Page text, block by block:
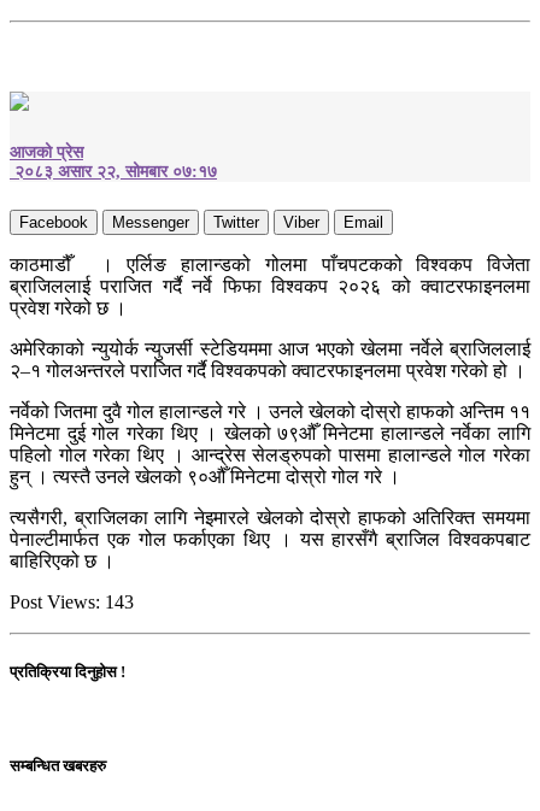
आजको प्रेस
२०८३ असार २२, सोमबार ०७:१७
Facebook Messenger Twitter Viber Email
काठमाडौँ । एर्लिङ हालान्डको गोलमा पाँचपटकको विश्वकप विजेता
ब्राजिललाई पराजित गर्दै नर्वे फिफा विश्वकप २०२६ को क्वाटरफाइनलमा
प्रवेश गरेको छ ।
अमेरिकाको न्युयोर्क न्युजर्सी स्टेडियममा आज भएको खेलमा नर्वेले ब्राजिललाई
२–१ गोलअन्तरले पराजित गर्दै विश्वकपको क्वाटरफाइनलमा प्रवेश गरेको हो ।
नर्वेको जितमा दुवै गोल हालान्डले गरे । उनले खेलको दोस्रो हाफको अन्तिम ११
मिनेटमा दुई गोल गरेका थिए । खेलको ७९औँ मिनेटमा हालान्डले नर्वेका लागि
पहिलो गोल गरेका थिए । आन्द्रेस सेलड्रुपको पासमा हालान्डले गोल गरेका
हुन् । त्यस्तै उनले खेलको ९०औँ मिनेटमा दोस्रो गोल गरे ।
त्यसैगरी, ब्राजिलका लागि नेइमारले खेलको दोस्रो हाफको अतिरिक्त समयमा
पेनाल्टीमार्फत एक गोल फर्काएका थिए । यस हारसँगै ब्राजिल विश्वकपबाट
बाहिरिएको छ ।
Post Views: 143
प्रतिक्रिया दिनुहोस !
सम्बन्धित खबरहरु